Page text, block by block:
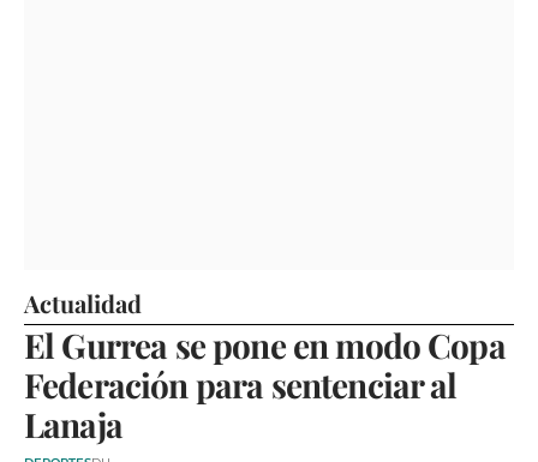
Actualidad
El Gurrea se pone en modo Copa
Federación para sentenciar al
Lanaja